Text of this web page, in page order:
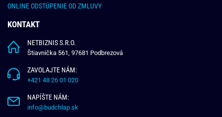
ONLINE ODSTÚPENIE OD ZMLUVY
KONTAKT
NETBIZNIS S.R.O.
Štiavnička 561, 97681 Podbrezová
ZAVOLAJTE NÁM:
+421 48 26 01 020
NAPÍŠTE NÁM:
info@budchlap.sk